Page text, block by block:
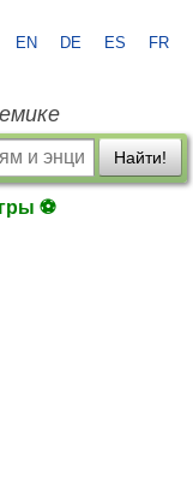
EN DE ES FR
Найти!
⚽